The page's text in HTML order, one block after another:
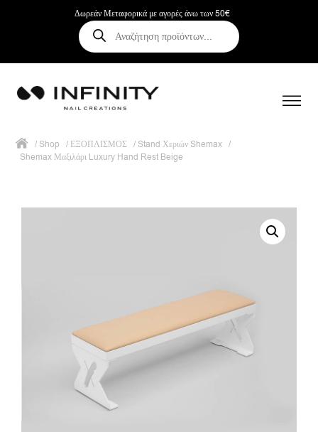
Δωρεάν Μεταφορικά με αγορές άνω των 50€
Αναζήτηση
προϊόντων
/Shop / ΕΞΟΠΛΙΣΜΟΣ /Stand Χεριών Shemax /
Shemax Μαξιλάρι Luxury Hand Rest Beige